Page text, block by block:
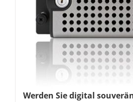
Werden Sie digital